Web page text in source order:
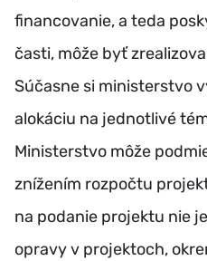
financovanie, a teda
časti, môže byť
Súčasne si ministerstvo
alokáciu na jednotlivé
Ministerstvo môže
znížením rozpočtu
na podanie projektu nie
opravy v projektoch,